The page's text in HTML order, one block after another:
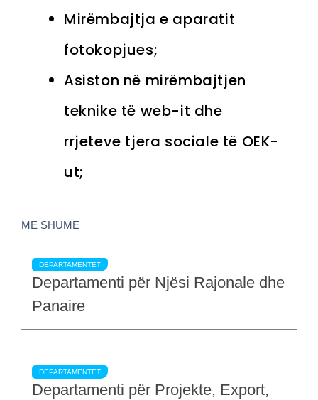
Mirëmbajtja e aparatit
fotokopjues;
Asiston në mirëmbajtjen
teknike të web-it dhe
rrjeteve tjera sociale të OEK-
ut;
ME SHUME
DEPARTAMENTET
Departamenti për Njësi Rajonale dhe
Panaire
DEPARTAMENTET
Departamenti për Projekte, Export,